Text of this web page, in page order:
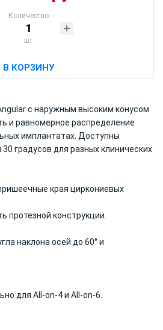
Количество
шт
В КОРЗИНУ
с наружным высоким конусом
и равномерное распределение
имплантатах. Доступны
градусов для разных клинических
края циркониевых
протезной конструкции.
наклона осей до 60° и
для All-on-4 и All-on-6.